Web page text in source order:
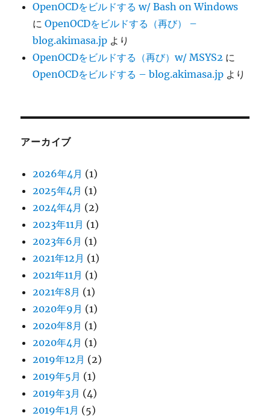
OpenOCDをビルドする w/ Bash on Windows
にOpenOCDをビルドする（再び） –
blog.akimasa.jp より
OpenOCDをビルドする（再び）w/ MSYS2 に
OpenOCDをビルドする – blog.akimasa.jp より
アーカイブ
2026年4月 (1)
2025年4月 (1)
2024年4月 (2)
2023年11月 (1)
2023年6月 (1)
2021年12月 (1)
2021年11月 (1)
2021年8月 (1)
2020年9月 (1)
2020年8月 (1)
2020年4月 (1)
2019年12月 (2)
2019年5月 (1)
2019年3月 (4)
2019年1月 (5)